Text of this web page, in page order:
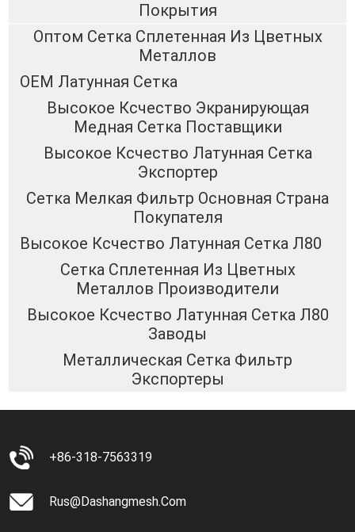
Покрытия
Оптом Сетка Сплетенная Из Цветных
Металлов
OEM Латунная Сетка
Высокое Ксчество Экранирующая
Медная Сетка Поставщики
Высокое Ксчество Латунная Сетка
Экспортер
Сетка Мелкая Фильтр Основная Страна
Покупателя
Высокое Ксчество Латунная Сетка Л80
Сетка Сплетенная Из Цветных
Металлов Производители
Высокое Ксчество Латунная Сетка Л80
Заводы
Металлическая Сетка Фильтр
Экспортеры
+86-318-7563319
Rus@dashangmesh.com